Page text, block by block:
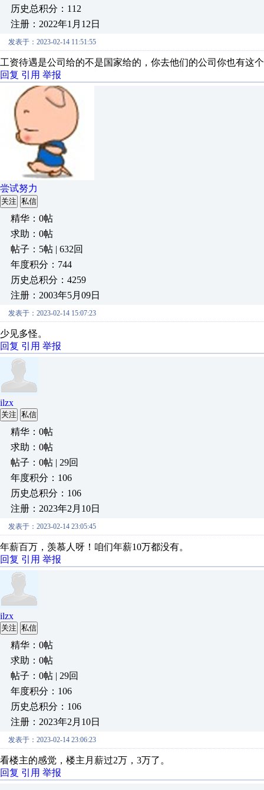
历史总积分：112
注册：2022年1月12日
发表于：2023-02-14 11:51:55
工资待遇是公司给的不是国家给的，你去他们的公司你也有这
回复 引用 举报
尝试努力
关注 私信
精华：0帖
求助：0帖
帖子：5帖 | 632回
年度积分：744
历史总积分：4259
注册：2003年5月09日
发表于：2023-02-14 15:07:23
少见多怪。
回复 引用 举报
ilzx
关注 私信
精华：0帖
求助：0帖
帖子：0帖 | 29回
年度积分：106
历史总积分：106
注册：2023年2月10日
发表于：2023-02-14 23:05:45
年薪百万，羡慕人呀！咱们年薪10万都没有。
回复 引用 举报
ilzx
关注 私信
精华：0帖
求助：0帖
帖子：0帖 | 29回
年度积分：106
历史总积分：106
注册：2023年2月10日
发表于：2023-02-14 23:06:23
看楼主的感觉，楼主月薪过2万，3万了。
回复 引用 举报